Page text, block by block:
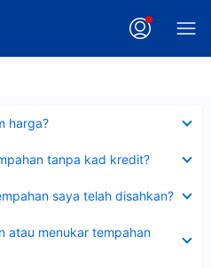
harga?
tanpa kad kredit?
saya telah disahkan?
atau menukar tempahan